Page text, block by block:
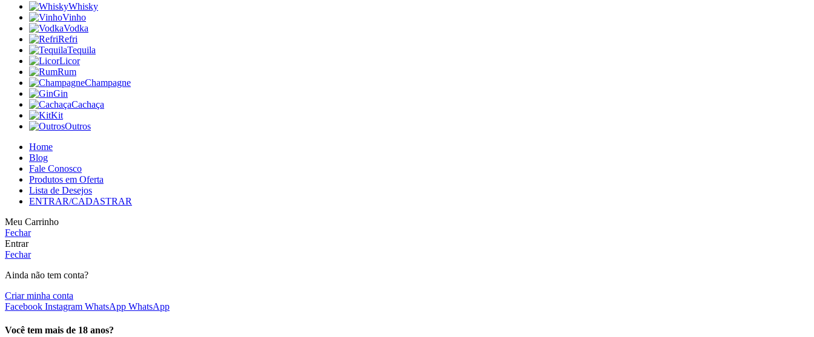
Whisky
Vinho
Vodka
Refri
Tequila
Licor
Rum
Champagne
Gin
Cachaça
Kit
Outros
Home
Blog
Fale Conosco
Produtos em Oferta
Lista de Desejos
ENTRAR/CADASTRAR
Meu Carrinho
Fechar
Entrar
Fechar
Ainda não tem conta?
Criar minha conta
Facebook Instagram WhatsApp WhatsApp
Você tem mais de 18 anos?